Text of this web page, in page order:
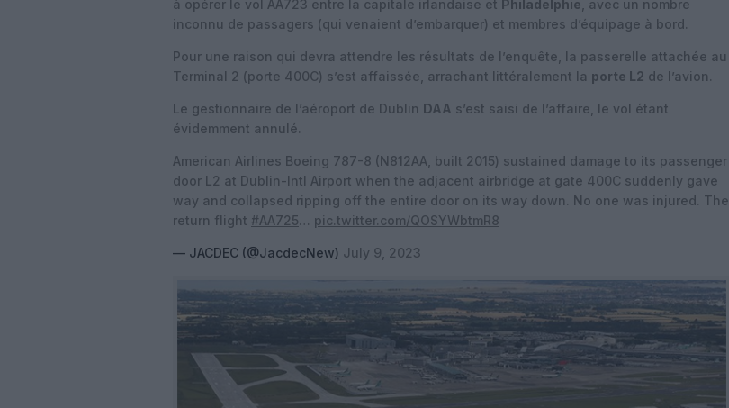
à opérer le vol AA723 entre la capitale irlandaise et Philadelphie , avec un nombre
inconnu de passagers (qui venaient d’embarquer) et membres d’équipage à bord.
Pour une raison qui devra attendre les résultats de l’enquête, la passerelle attachée au
Terminal 2 (porte 400C) s’est affaissée, arrachant littéralement la porte L2 de l’avion.
Le gestionnaire de l’aéroport de Dublin DAA s’est saisi de l’affaire, le vol étant
évidemment annulé.
American Airlines Boeing 787-8 (N812AA, built 2015) sustained damage to its passenger
door L2 at Dublin-Intl Airport when the adjacent airbridge at gate 400C suddenly gave
way and collapsed ripping off the entire door on its way down. No one was injured. The
return flight #AA725… pic.twitter.com/QOSYWbtmR8
— JACDEC (@JacdecNew) July 9, 2023